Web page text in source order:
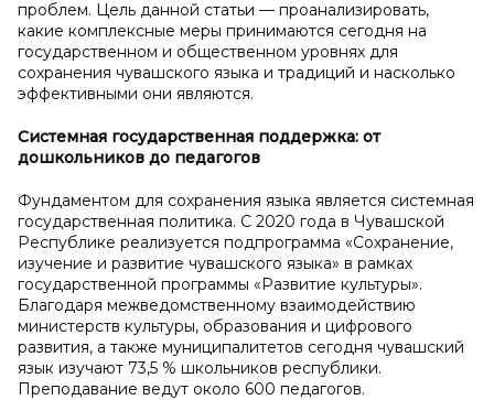
проблем. Цель данной статьи — проанализировать,
какие комплексные меры принимаются сегодня на
государственном и общественном уровнях для
сохранения чувашского языка и традиций и насколько
эффективными они являются.
Системная государственная поддержка: от
дошкольников до педагогов
Фундаментом для сохранения языка является системная
государственная политика. С 2020 года в Чувашской
Республике реализуется подпрограмма «Сохранение,
изучение и развитие чувашского языка» в рамках
государственной программы «Развитие культуры».
Благодаря межведомственному взаимодействию
министерств культуры, образования и цифрового
развития, а также муниципалитетов сегодня чувашский
язык изучают 73,5 % школьников республики.
Преподавание ведут около 600 педагогов.